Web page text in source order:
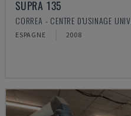
SUPRA 135
CORREA - CENTRE D'USINAGE
ESPAGNE 2008